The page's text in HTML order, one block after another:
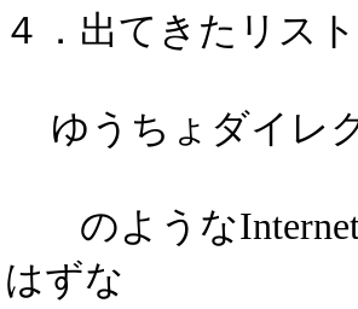
出てきたリス
ちょダイレクト
うなInternet
ずな